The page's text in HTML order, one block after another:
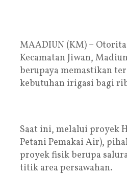
MAADIUN (KM) –
Kecamatan Jiwan,
berupaya memastikan
kebutuhan irigasi bagi
Saat ini, melalui proyek
Petani Pemakai Air),
proyek fisik berupa
titik area persawahan.